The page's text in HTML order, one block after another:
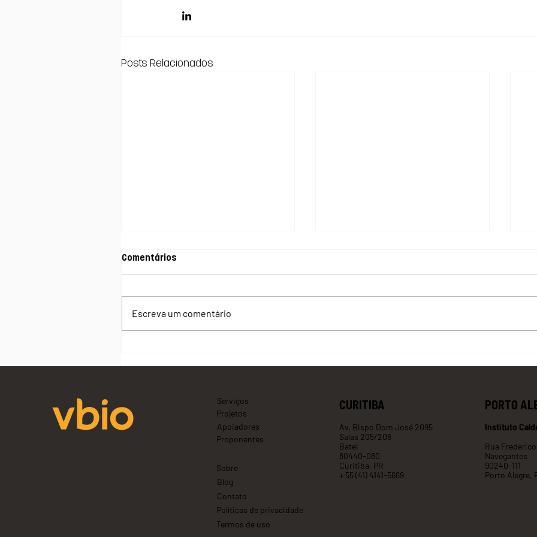
Posts Relacionados
Comentários
Escreva um comentário
Serviços
Apoiadores
Projetos
Proponentes
Sobre
Blog
Contato
Políticas de privacidade
Termos de uso
CURITIBA
Av. Bispo Dom José 2095
Salas 205/206
Batel
80440-080
Curitiba, PR
+ 55 (41) 4141-5669
PORTO
Instituto
Rua
Navegantes
90240-111
Porto Alegre,